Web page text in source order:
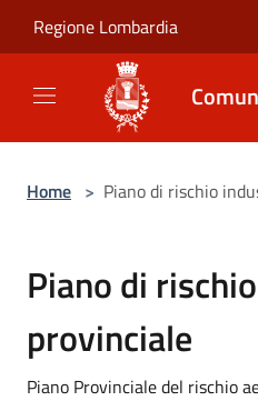
Regione Lombardia
Home > Piano di rischio
Piano di
provinciale
Piano Provinciale del rischio